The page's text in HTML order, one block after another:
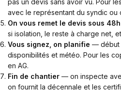
pas un devis sans avoir vu. Pour
avec le représentant du syndic ou
On vous remet le devis sous 48h
si isolation, le reste à charge net,
Vous signez, on planifie — début
disponibilités et météo. Pour les
en AG.
Fin de chantier — on inspecte
on fournit la décennale et les